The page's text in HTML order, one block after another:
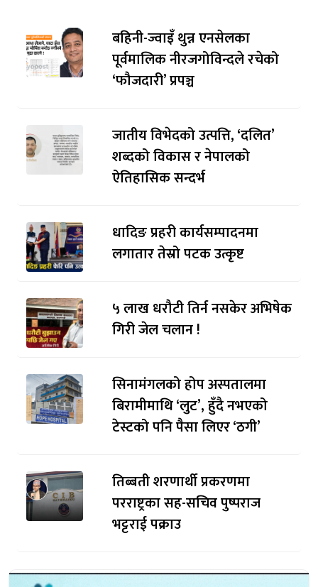
बहिनी-ज्वाइँ थुन्न एनसेलका
पूर्वमालिक नीरजगोविन्दले रचेको
‘फौजदारी’ प्रपञ्च
जातीय विभेदको उत्पत्ति, ‘दलित’
शब्दको विकास र नेपालको
ऐतिहासिक सन्दर्भ
धादिङ प्रहरी कार्यसम्पादनमा
लगातार तेस्रो पटक उत्कृष्ट
५ लाख धरौटी तिर्न नसकेर अभिषेक
गिरी जेल चलान !
सिनामंगलको होप अस्पतालमा
बिरामीमाथि ‘लुट’, हुँदै नभएको
टेस्टको पनि पैसा लिएर ‘ठगी’
तिब्बती शरणार्थी प्रकरणमा
परराष्ट्रका सह-सचिव पुष्पराज
भट्टराई पक्राउ